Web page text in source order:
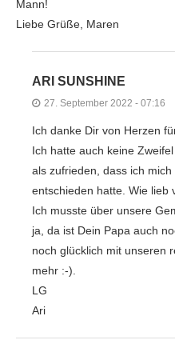
Mann!
Liebe Grüße, Maren
ARI SUNSHINE
27. September 2022 - 07:16
Ich danke Dir von Herzen
Ich hatte auch keine
als zufrieden, dass ich
entschieden hatte. Wie lieb
Ich musste über unsere
ja, da ist Dein Papa auch
noch glücklich mit unseren
mehr :-).
LG
Ari